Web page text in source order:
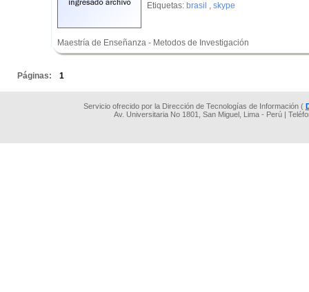
Etiquetas: brasil , skype
Maestría de Enseñanza - Metodos de Investigación
Páginas: 1
Servicio ofrecido por la Dirección de Tecnologías de Información (
Av. Universitaria No 1801, San Miguel, Lima - Perú |